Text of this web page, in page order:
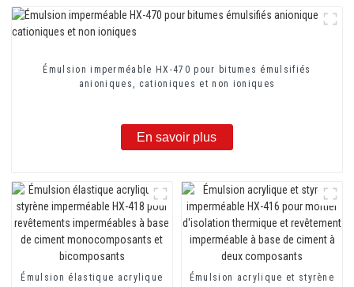
Émulsion imperméable HX-470 pour bitumes émulsifiés
anioniques, cationiques et non ioniques
En savoir plus
Émulsion élastique acrylique
Émulsion acrylique et styrène